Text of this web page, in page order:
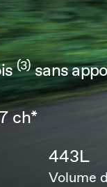
(3)sans
ch*
443L
Volume